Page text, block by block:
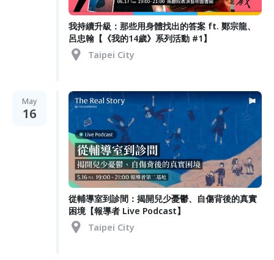
我持續升級：那些用身體找出的答案 ft. 鄭宗龍、
呂忠翰【《我的14歲》系列活動 #1】
Taipei City
May
16
從輔導室到診間：揭開兒少憂鬱、自傷背後的真實
困境【報導者 Live Podcast】
Taipei City